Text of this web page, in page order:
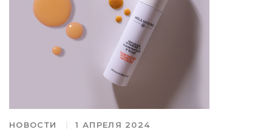
НОВОСТИ 1 АПРЕЛЯ 2024